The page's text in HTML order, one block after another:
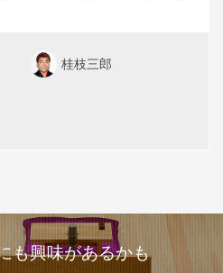
桂枝三郎
も興味があるかも